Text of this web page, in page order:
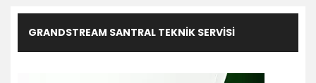
GRANDSTREAM SANTRAL TEKNIK SERVISI